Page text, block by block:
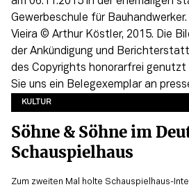
KULTUR
Söhne & Söhne im
Schauspielhaus
Zum zweiten Mal holte Schauspielhaus-